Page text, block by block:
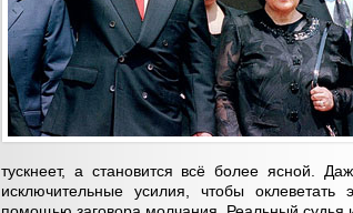
тускнеет, а становится всё более ясной.
исключительные усилия, чтобы